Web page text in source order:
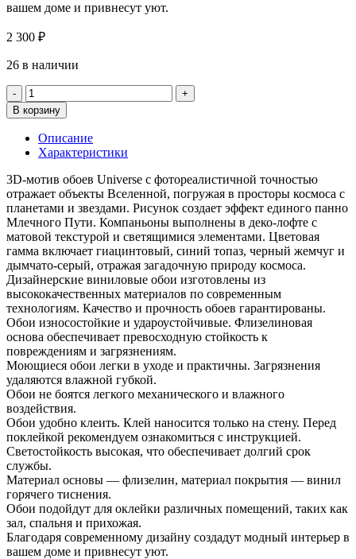
вашем доме и привнесут уют.
2 300 ₽
26 в наличии
Количество
товара
Обои
Палитра
72367-
Home
Color
Universe
В корзину
Описание
Характеристики
3D-мотив обоев Universe с фотореалистичной точностью
отражает объекты Вселенной, погружая в просторы космоса с
планетами и звездами. Рисунок создает эффект единого панно
Млечного Пути. Компаньоны выполнены в деко-лофте с
матовой текстурой и светящимися элементами. Цветовая
гамма включает гиацинтовый, синий топаз, черный жемчуг и
дымчато-серый, отражая загадочную природу космоса.
Дизайнерские виниловые обои изготовлены из
высококачественных материалов по современным
технологиям. Качество и прочность обоев гарантированы.
Обои износостойкие и удароустойчивые. Флизелиновая
основа обеспечивает превосходную стойкость к
повреждениям и загрязнениям.
Моющиеся обои легки в уходе и практичны. Загрязнения
удаляются влажной губкой.
Обои не боятся легкого механического и влажного
воздействия.
Обои удобно клеить. Клей наносится только на стену. Перед
поклейкой рекомендуем ознакомиться с инструкцией.
Светостойкость высокая, что обеспечивает долгий срок
службы.
Материал основы — флизелин, материал покрытия — винил
горячего тиснения.
Обои подойдут для оклейки различных помещений, таких как
зал, спальня и прихожая.
Благодаря современному дизайну создадут модный интерьер в
вашем доме и привнесут уют.